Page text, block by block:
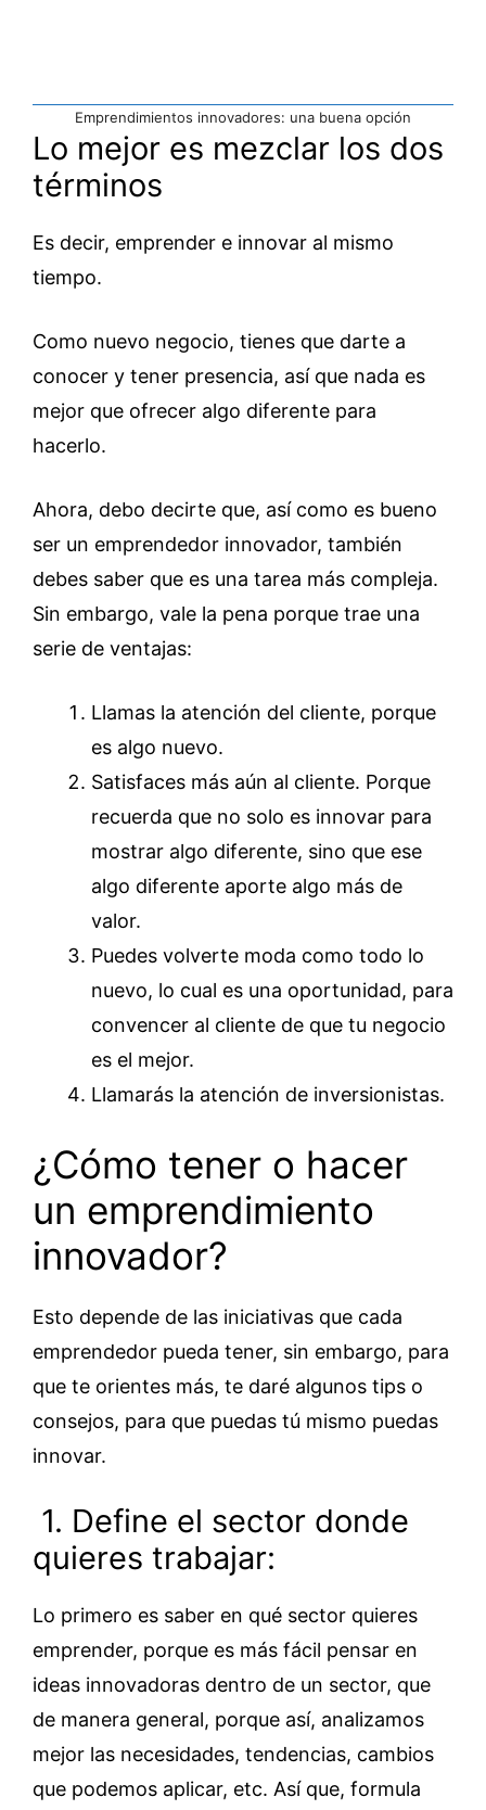
Emprendimientos innovadores: una buena opción
Lo mejor es mezclar los dos
términos
Es decir, emprender e innovar al mismo
tiempo.
Como nuevo negocio, tienes que darte a
conocer y tener presencia, así que nada es
mejor que ofrecer algo diferente para
hacerlo.
Ahora, debo decirte que, así como es bueno
ser un emprendedor innovador, también
debes saber que es una tarea más compleja.
Sin embargo, vale la pena porque trae una
serie de ventajas:
Llamas la atención del cliente, porque
es algo nuevo.
Satisfaces más aún al cliente. Porque
recuerda que no solo es innovar para
mostrar algo diferente, sino que ese
algo diferente aporte algo más de
valor.
Puedes volverte moda como todo lo
nuevo, lo cual es una oportunidad, para
convencer al cliente de que tu negocio
es el mejor.
Llamarás la atención de inversionistas.
¿Cómo tener o hacer
un emprendimiento
innovador?
Esto depende de las iniciativas que cada
emprendedor pueda tener, sin embargo, para
que te orientes más, te daré algunos tips o
consejos, para que puedas tú mismo puedas
innovar.
1. Define el sector donde
quieres trabajar:
Lo primero es saber en qué sector quieres
emprender, porque es más fácil pensar en
ideas innovadoras dentro de un sector, que
de manera general, porque así, analizamos
mejor las necesidades, tendencias, cambios
que podemos aplicar, etc. Así que, formula